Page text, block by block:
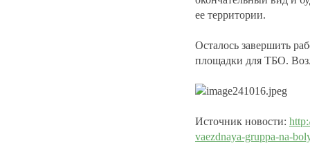
ее территории.
Осталось завершить
площадки для ТБО.
Источник новости:
vaezdnaya-gruppa-na-